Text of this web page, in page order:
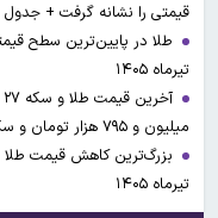
قیمتی را نشانه گرفت + جدول
تیرماه ۱۴۰۵
میلیون و ۷۹۵ هزار تومان و سکه ۱۸۸ میلیون و ۵۰۰ هزار تومان شد
تیرماه ۱۴۰۵